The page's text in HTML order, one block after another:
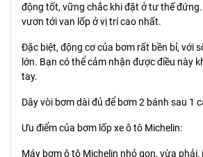
động tốt, vững chắc khi đặt ở tư thế
vươn tới van lốp ở vị trí cao nhất.
Đặc biệt, động cơ của bơm rất bền bỉ, với
lớn. Bạn có thể cảm nhận được điều này
tay.
Dây vòi bơm dài đủ để bơm 2 bánh sau 1
Ưu điểm của bơm lốp xe ô tô Michelin:
Máy bơm ô tô Michelin nhỏ gọn, vừa phải,